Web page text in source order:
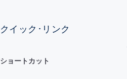
クイック･リンク
ショートカット